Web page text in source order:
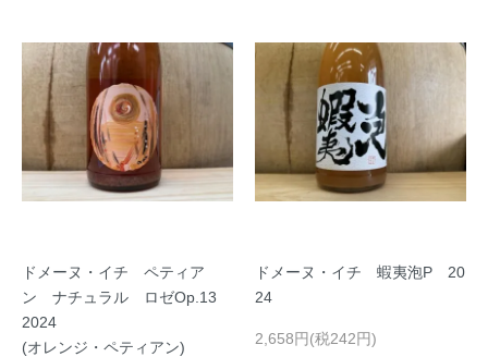
ドメーヌ・イチ ペティア
ン ナチュラル ロゼOp.13
2024
(オレンジ・ペティアン)
ドメーヌ・イチ 蝦夷泡P 20
24
2,658円(税242円)